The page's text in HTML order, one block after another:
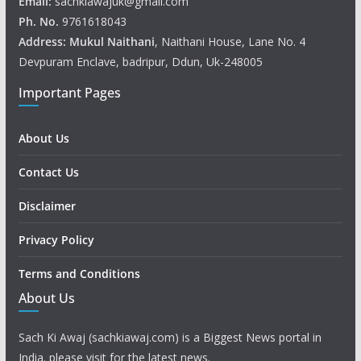
Ph. No. 9761618043
Address: Mukul Naithani, Naithani House, Lane No. 4
Devpuram Enclave, badripur, Ddun, Uk-248005
Important Pages
About Us
Contact Us
Disclaimer
Privacy Policy
Terms and Conditions
About Us
Sach Ki Awaj (sachkiawaj.com) is a Biggest News portal in
India. please visit for the latest news.